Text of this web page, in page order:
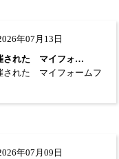
年07月13日
された マイフォ…
された マイフォームフ
年07月09日